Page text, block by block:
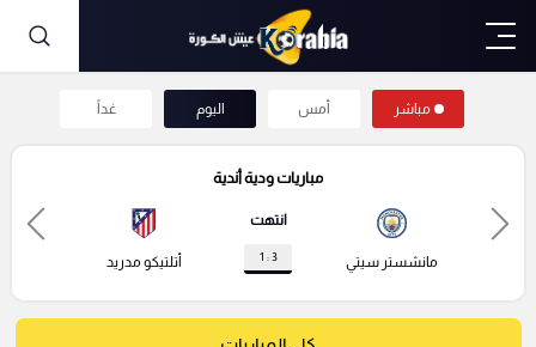
مباشر أمس اليوم غداً
مباريات ودية أندية
مانشستر سيتي
انتهت
3 : 1 أتلتيكو مدريد